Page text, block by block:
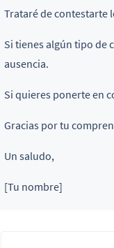
Trataré de contestarte
Si tienes algún tipo de
ausencia.
Si quieres ponerte en
Gracias por tu
Un saludo,
[Tu nombre]